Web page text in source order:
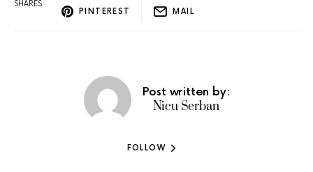
SHARES
PINTEREST
MAIL
Post written by:
Nicu Serban
FOLLOW